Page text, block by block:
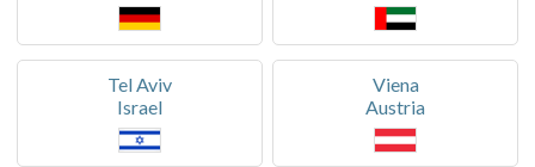
Tel Aviv
Israel
Viena
Austria